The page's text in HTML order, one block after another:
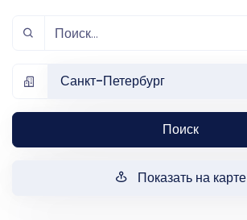
Санкт-Петербург
Поиск
Показать на карте